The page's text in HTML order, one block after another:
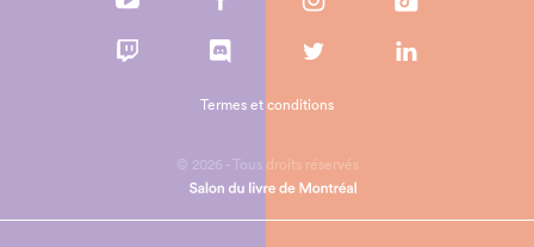
© 2026 - Tous droits réservés
Termes et conditions